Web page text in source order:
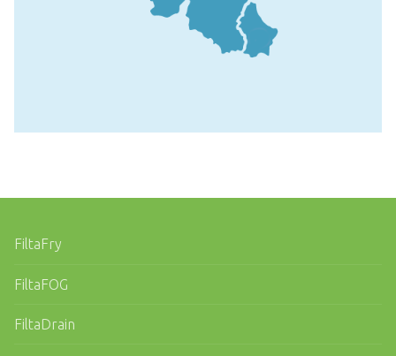
FiltaFry
FiltaFOG
FiltaDrain